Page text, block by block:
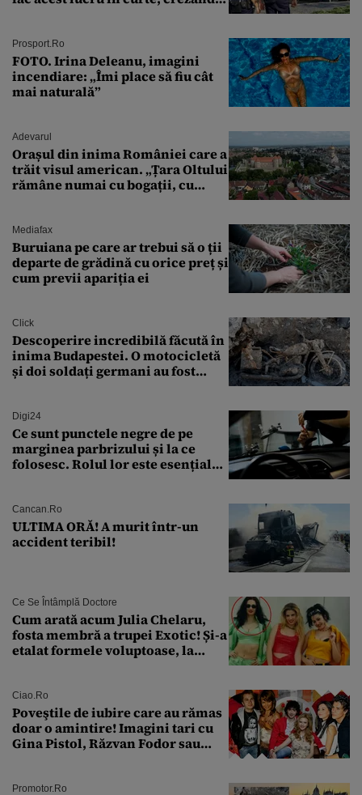
Prosport.ro
FOTO. Irina Deleanu, imagini
incendiare: „Îmi place să fiu cât
mai naturală”
Adevarul
Orașul din inima României care a
trăit visul american. „Țara Oltului
rămâne numai cu bogații, cu
Mediafax
Buruiana pe care ar trebui să o ții
departe de grădină cu orice preț și
cum previi apariția ei
Click
Descoperire incredibilă făcută în
inima Budapestei. O motocicletă
și doi soldați germani au fost
Digi24
Ce sunt punctele negre de pe
marginea parbrizului și la ce
folosesc. Rolul lor este esențial
Cancan.ro
ULTIMA ORĂ! A murit într-un
accident teribil!
Ce Se Întâmplă Doctore
Cum arată acum Julia Chelaru,
fosta membră a trupei Exotic! Și-a
etalat formele voluptoase, la
Ciao.ro
Poveştile de iubire care au rămas
doar o amintire! Imagini tari cu
Gina Pistol, Răzvan Fodor sau
Promotor.ro